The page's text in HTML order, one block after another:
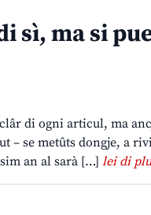
sì, ma si
di ogni articul, ma
– se metûts dongje, a
an al sarà […] lei di